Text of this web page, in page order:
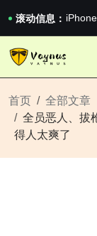
滚动信息： 2026
《巅
首页
全部文章
全员恶人、拔
得人太爽了